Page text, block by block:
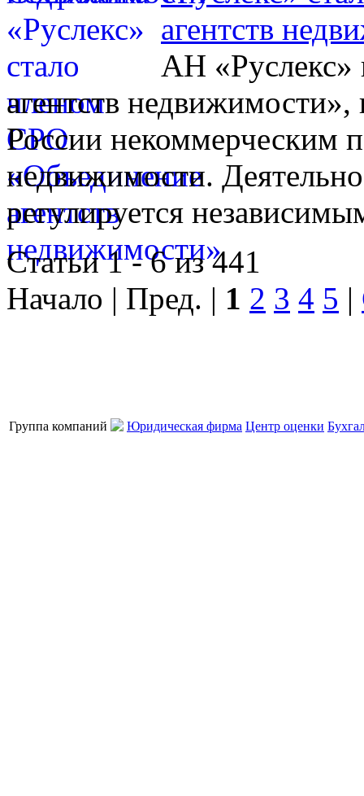
агентств
АН «Руслекс»
агентств недвижимости»,
России некоммерческим
недвижимости.
регулируется
Статьи 1 - 6 из 441
Начало | Пред. | 1 2 3 4 5 |
Группа компаний Юридическая фирма Центр оценки